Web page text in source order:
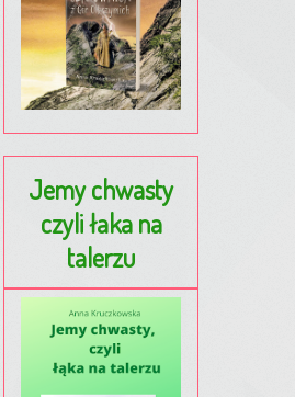
Jemy chwasty
czyli łaka na
talerzu